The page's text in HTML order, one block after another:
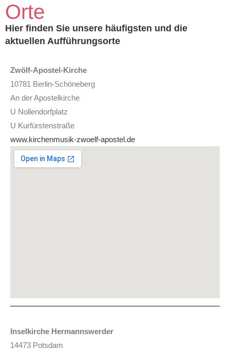
Orte
Hier finden Sie unsere häufigsten und die
aktuellen Aufführungsorte
Zwölf-Apostel-Kirche
10781 Berlin-Schöneberg
An der Apostelkirche
U Nollendorfplatz
U Kurfürstenstraße
www.kirchenmusik-zwoelf-apostel.de
Inselkirche Hermannswerder
14473 Potsdam